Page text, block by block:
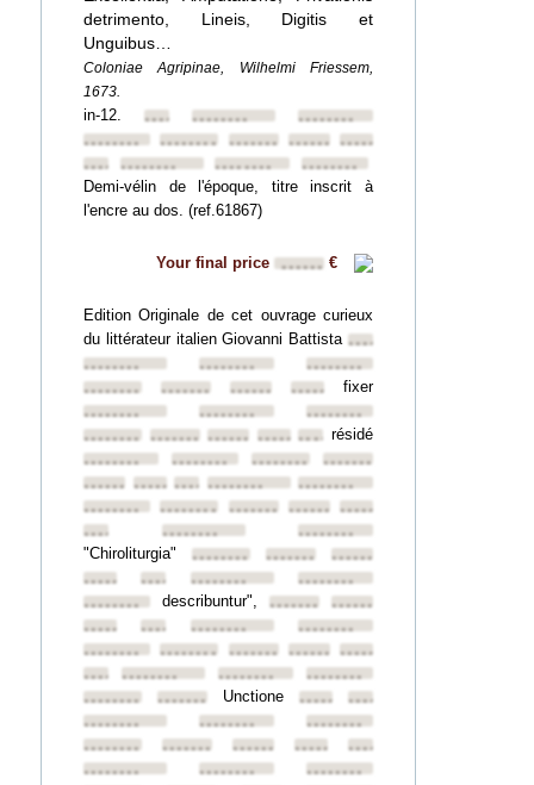
detrimento, Lineis, Digitis et
Unguibus…
Coloniae Agripinae, Wilhelmi Friessem,
1673.
in-12. ••••••••••••••••
••••••••
••••••••
•••••••• •••••••• ••••••••••••••••
•••••••••••••••• ••••••••
••••••••
Demi-vélin de l'époque, titre inscrit à
l'encre au dos. (ref.61867)
Your final price •••••• €
Edition Originale de cet ouvrage curieux
du littérateur italien Giovanni Battista ••••••••
••••••••
••••••••
••••••••
••••••••
•••••••• •••••••• ••••••••fixer
••••••••
••••••••
••••••••
•••••••• •••••••• ••••••••••••••••••••••••
résidé
••••••••
•••••••• ••••••••
••••••••
••••••••••••••••••••••••••••••••
••••••••
••••••••
•••••••• •••••••• ••••••••••••••••
••••••••
••••••••
••••••••
"Chiroliturgia" •••••••• ••••••••
••••••••
••••••••••••••••••••••••
••••••••
••••••••
describuntur", ••••••••
••••••••
••••••••••••••••••••••••
••••••••
••••••••
•••••••• •••••••• ••••••••••••••••
•••••••••••••••• ••••••••
••••••••
••••••••
•••••••• Unctione ••••••••••••••••
••••••••
••••••••
••••••••
••••••••
•••••••• •••••••• ••••••••••••••••
••••••••
••••••••
••••••••